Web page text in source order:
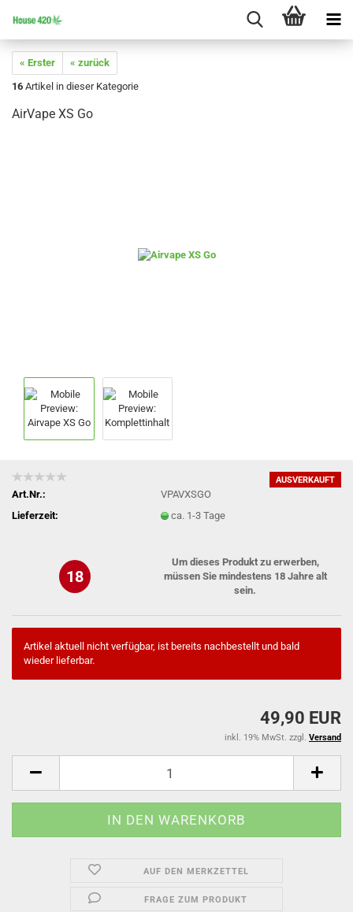
« Erster
« zurück
16 Artikel in dieser Kategorie
AirVape XS Go
AUSVERKAUFT
Art.Nr.:
VPAVXSGO
Lieferzeit:
ca. 1-3 Tage
18
Um dieses Produkt zu erwerben,
müssen Sie mindestens 18 Jahre alt
sein.
Artikel aktuell nicht verfügbar, ist bereits nachbestellt und bald
wieder lieferbar.
49,90 EUR
inkl. 19% MwSt. zzgl. Versand
AUF DEN MERKZETTEL
FRAGE ZUM PRODUKT